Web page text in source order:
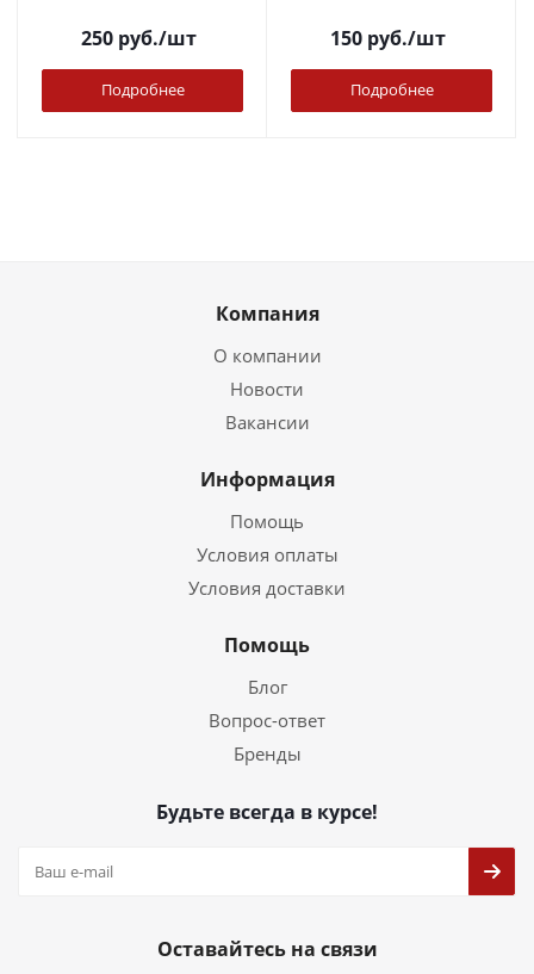
250руб./шт
Подробнее
150руб./шт
Подробнее
Компания
О компании
Новости
Вакансии
Информация
Помощь
Условия оплаты
Условия доставки
Помощь
Блог
Вопрос-ответ
Бренды
Будьте всегда в курсе!
Оставайтесь на связи